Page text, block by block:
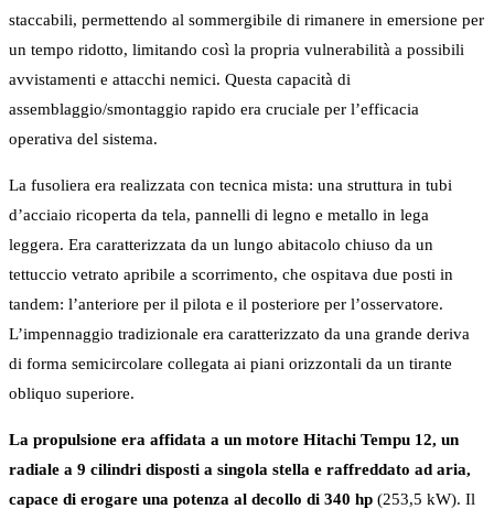
staccabili, permettendo al sommergibile di rimanere in emersione per
un tempo ridotto, limitando così la propria vulnerabilità a possibili
avvistamenti e attacchi nemici. Questa capacità di
assemblaggio/smontaggio rapido era cruciale per l’efficacia
operativa del sistema.
La fusoliera era realizzata con tecnica mista: una struttura in tubi
d’acciaio ricoperta da tela, pannelli di legno e metallo in lega
leggera. Era caratterizzata da un lungo abitacolo chiuso da un
tettuccio vetrato apribile a scorrimento, che ospitava due posti in
tandem: l’anteriore per il pilota e il posteriore per l’osservatore.
L’impennaggio tradizionale era caratterizzato da una grande deriva
di forma semicircolare collegata ai piani orizzontali da un tirante
obliquo superiore.
La propulsione era affidata a un motore Hitachi Tempu 12, un
radiale a 9 cilindri disposti a singola stella e raffreddato ad aria,
capace di erogare una potenza al decollo di 340 hp (253,5 kW). Il